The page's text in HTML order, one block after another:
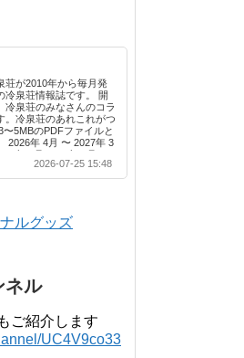
荘が2010年から毎月発
冷泉荘情報誌です。 開
冷泉荘のみなさんのコラ
。冷泉荘のあれこれがつ
〜5MBのPDFファイルと
2026年 4月 〜 2027年 3
月 〜 2024年 3月 2022
2021年 4月 〜 2022年
2016年 4月 〜 2017年
年 3月 2014年 4月 〜
2026-07-25 15:48
ルグッズ
ネル
ご紹介します
UC4V9co33